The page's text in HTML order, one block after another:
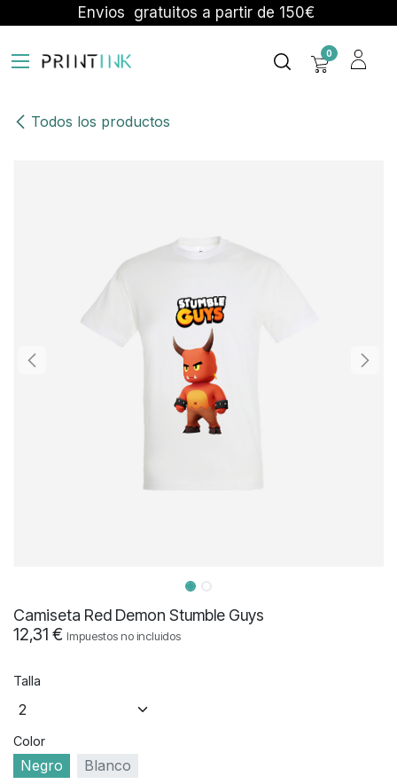
Ir al contenidoEnvios gratuitos a partir de 150€
0
Todos los productos
Camiseta Red Demon Stumble Guys
12,31 € Impuestos no incluidos
Talla
Color
Negro Blanco